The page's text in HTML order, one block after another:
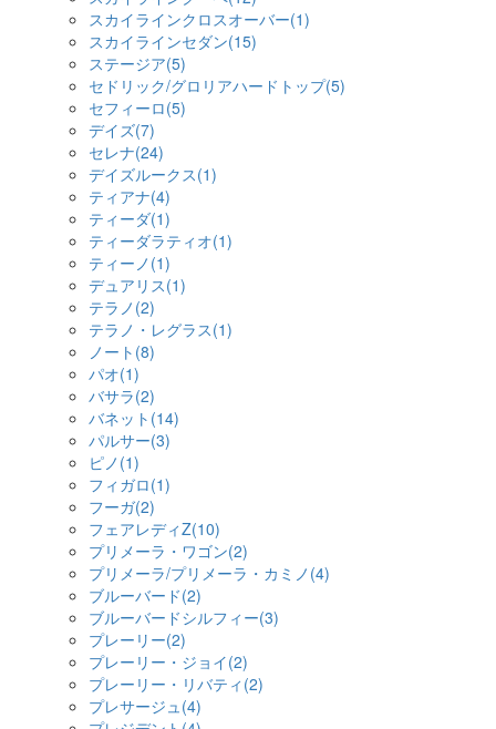
スカイラインクロスオーバー(1)
スカイラインセダン(15)
ステージア(5)
セドリック/グロリアハードトップ(5)
セフィーロ(5)
デイズ(7)
セレナ(24)
デイズルークス(1)
ティアナ(4)
ティーダ(1)
ティーダラティオ(1)
ティーノ(1)
デュアリス(1)
テラノ(2)
テラノ・レグラス(1)
ノート(8)
パオ(1)
バサラ(2)
バネット(14)
パルサー(3)
ピノ(1)
フィガロ(1)
フーガ(2)
フェアレディZ(10)
プリメーラ・ワゴン(2)
プリメーラ/プリメーラ・カミノ(4)
ブルーバード(2)
ブルーバードシルフィー(3)
プレーリー(2)
プレーリー・ジョイ(2)
プレーリー・リバティ(2)
プレサージュ(4)